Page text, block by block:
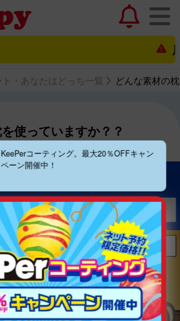
店
ト・あなたはどっち一覧 どんな素材の
使っていますか？？
年4月28日（日）
KeePerコーティング。最大20％OFFキャン
ペーン開催中！